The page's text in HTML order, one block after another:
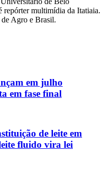
multimídia da Itatiaia.
de Agro e Brasil.
em julho
em fase final
de leite em
fluido vira lei